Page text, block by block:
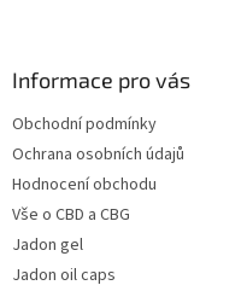
Informace pro vás
Obchodní podmínky
Ochrana osobních údajů
Hodnocení obchodu
Vše o CBD a CBG
Jadon gel
Jadon oil caps